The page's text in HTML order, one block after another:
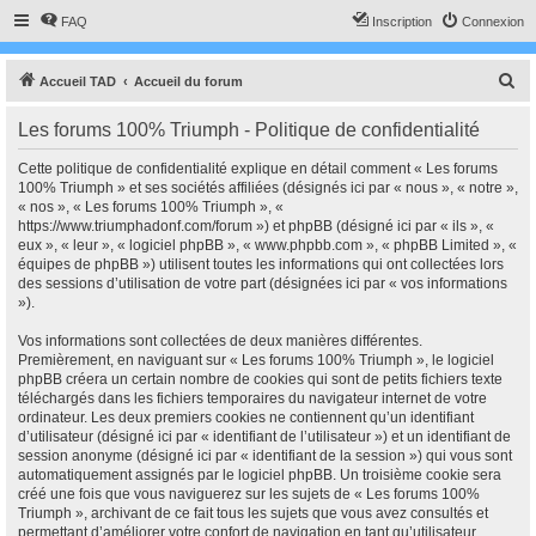
FAQ Connexion
Inscription
Accueil TAD Accueil du forum
e
Les forums 100% Triumph - Politique de confidentialité
Cette politique de confidentialité explique en détail comment « Les forums
100% Triumph » et ses sociétés affiliées (désignés ici par « nous », « notre »,
« nos », « Les forums 100% Triumph », «
https://www.triumphadonf.com/forum ») et phpBB (désigné ici par « ils », «
eux », « leur », « logiciel phpBB », « www.phpbb.com », « phpBB Limited », «
équipes de phpBB ») utilisent toutes les informations qui ont collectées lors
des sessions d’utilisation de votre part (désignées ici par « vos informations
»).
Vos informations sont collectées de deux manières différentes.
Premièrement, en naviguant sur « Les forums 100% Triumph », le logiciel
phpBB créera un certain nombre de cookies qui sont de petits fichiers texte
téléchargés dans les fichiers temporaires du navigateur internet de votre
ordinateur. Les deux premiers cookies ne contiennent qu’un identifiant
d’utilisateur (désigné ici par « identifiant de l’utilisateur ») et un identifiant de
session anonyme (désigné ici par « identifiant de la session ») qui vous sont
automatiquement assignés par le logiciel phpBB. Un troisième cookie sera
créé une fois que vous naviguerez sur les sujets de « Les forums 100%
Triumph », archivant de ce fait tous les sujets que vous avez consultés et
permettant d’améliorer votre confort de navigation en tant qu’utilisateur.